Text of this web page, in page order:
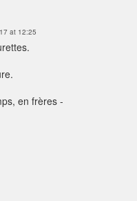
at 12:25
en frères -